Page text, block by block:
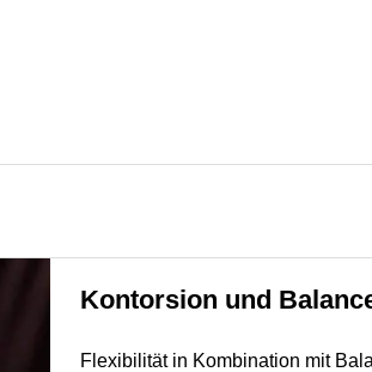
Kontorsion und
Flexibilität in Kombination mit